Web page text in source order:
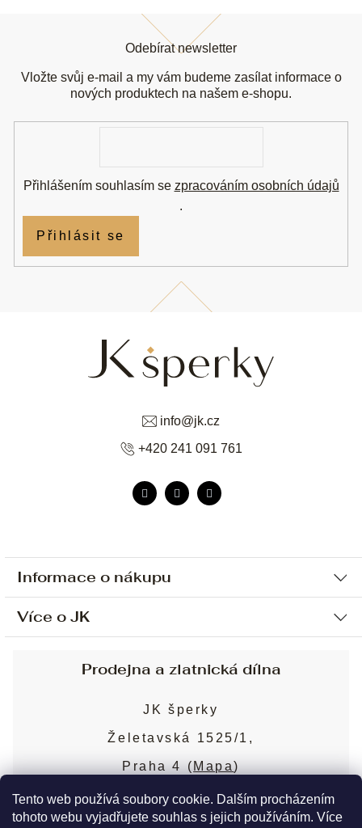
Tento web používá soubory cookie. Dalším procházením
tohoto webu vyjadřujete souhlas s jejich používáním. Více
Informace o nákupu
Ochrana osobních údajů
Sjednání osobní schůzky
Obchodní podmínky
Puncovní značky
Více o JK
Blog
Nejčastější dotazy
info@jk.cz
+420 241 091 761
Odebírat newsletter
Vložte svůj e-mail a my vám budeme zasílat informace o
nových produktech na našem e-shopu.
Přihlášením souhlasím se zpracováním osobních údajů
.
Přihlásit se
Prodejna a zlatnická dílna
JK šperky
Želetavská 1525/1,
Praha 4 (Mapa)
Více o prodejně